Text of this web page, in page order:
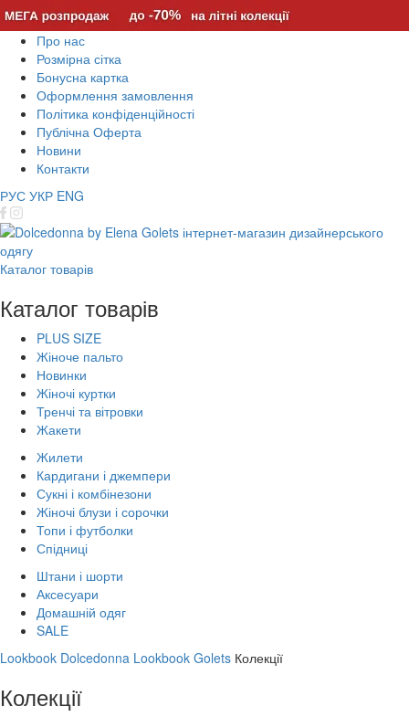
Про нас
Розмірна сітка
Бонусна картка
Оформлення замовлення
Політика конфіденційності
Публічна Оферта
Новини
Контакти
РУС УКР ENG
Каталог товарів
Каталог товарів
PLUS SIZE
Жіноче пальто
Новинки
Жіночі куртки
Тренчі та вітровки
Жакети
Жилети
Кардигани і джемпери
Сукні і комбінезони
Жіночі блузи і сорочки
Топи і футболки
Спідниці
Штани і шорти
Аксесуари
Домашній одяг
SALE
Lookbook Dolcedonna Lookbook Golets Колекції
Колекції